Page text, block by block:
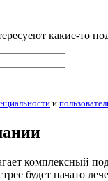
какие-то
и
комплексный
будет начато